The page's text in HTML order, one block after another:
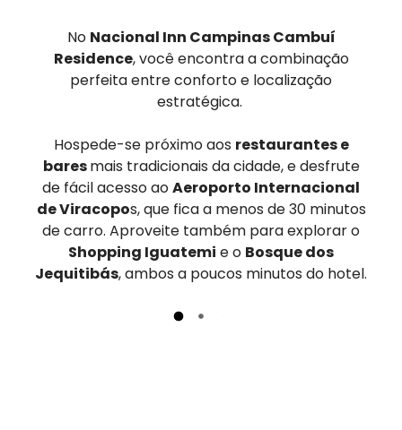
No Nacional Inn Campinas Cambuí
Residence, você encontra a combinação
perfeita entre conforto e localização
estratégica.
Hospede-se próximo aos restaurantes e
baresmais tradicionais da cidade, e desfrute
de fácil acesso aoAeroporto Internacional
de Viracopos, que fica a menos de 30 minutos
de carro. Aproveite também para explorar o
Shopping Iguatemi e o Bosque dos
Jequitibás, ambos a poucos minutos do hotel.